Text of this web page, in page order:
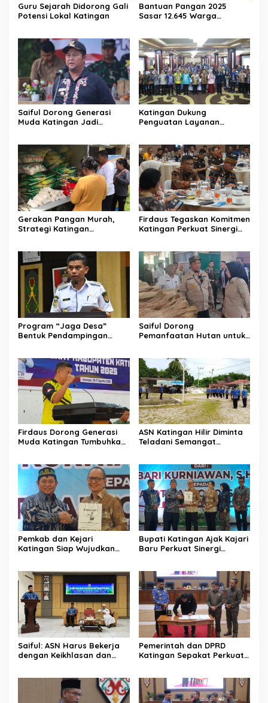
Guru Sejarah Didorong Gali
Potensi Lokal Katingan
Bantuan Pangan 2025
Sasar 12.645 Warga
Saiful Dorong Generasi
Muda Katingan Jadi
Katingan Dukung
Penguatan Layanan
Gerakan Pangan Murah,
Strategi Katingan
Firdaus Tegaskan Komitmen
Katingan Perkuat Sinergi
Program “Jaga Desa”
Bentuk Pendampingan
Saiful Dorong
Pemanfaatan Hutan untuk
Firdaus Dorong Generasi
Muda Katingan Tumbuhkan
ASN Katingan Hilir Diminta
Teladani Semangat
Pemkab dan Kejari
Katingan Siap Wujudkan
Bupati Katingan Ajak Kajari
Baru Perkuat Sinergi
Saiful: ASN Harus Bekerja
dengan Keikhlasan dan
Pemerintah dan DPRD
Katingan Sepakat Perkuat